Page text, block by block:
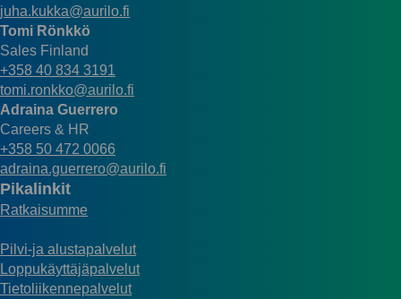
juha.kukka@aurilo.fi
Tomi Rönkkö
Sales Finland
+358 40 834 3191
tomi.ronkko@aurilo.fi
Adraina Guerrero
Careers & HR
+358 50 472 0066
adraina.guerrero@aurilo.fi
Pikalinkit
Ratkaisumme
Pilvi-ja alustapalvelut
Loppukäyttäjäpalvelut
Tietoliikennepalvelut